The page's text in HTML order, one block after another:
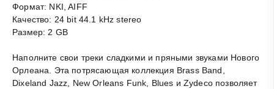
Формат: NKI, AIFF
Качество: 24 bit 44.1 kHz stereo
Размер: 2 GB
Наполните свои треки сладкими и пряными звуками Нового
Орлеана. Эта потрясающая коллекция Brass Band,
Dixeland Jazz, New Orleans Funk, Blues и Zydeco позволяет